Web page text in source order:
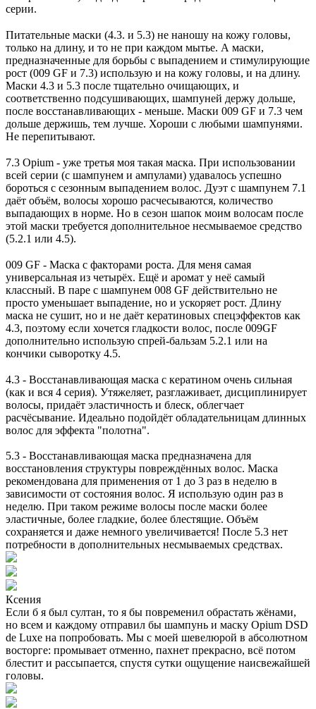
серии.
Питательные маски (4.3. и 5.3) не наношу на кожу головы,
только на длину, и то не при каждом мытье. А маски,
предназначенные для борьбы с выпадением и стимулирующие
рост (009 GF и 7.3) использую и на кожу головы, и на длину.
Маски 4.3 и 5.3 после тщательно очищающих, и
соответственно подсушивающих, шампуней держу дольше,
после восстанавливающих - меньше. Маски 009 GF и 7.3 чем
дольше держишь, тем лучше. Хороши с любыми шампунями.
Не перепитывают.
7.3 Opium - уже третья моя такая маска. При использовании
всей серии (с шампунем и ампулами) удавалось успешно
бороться с сезонным выпадением волос. Дуэт с шампунем 7.1
даёт объём, волосы хорошо расчесываются, количество
выпадающих в норме. Но в сезон шапок моим волосам после
этой маски требуется дополнительное несмываемое средство
(5.2.1 или 4.5).
009 GF - Маска c факторами роста. Для меня самая
универсальная из четырёх. Ещё и аромат у неё самый
классный. В паре с шампунем 008 GF действительно не
просто уменьшает выпадение, но и ускоряет рост. Длину
маска не сушит, но и не даёт кератиновых спецэффектов как
4.3, поэтому если хочется гладкости волос, после 009GF
дополнительно использую спрей-бальзам 5.2.1 или на
кончики сыворотку 4.5.
4.3 - Восстанавливающая маска с кератином очень сильная
(как и вся 4 серия). Утяжеляет, разглаживает, дисциплинирует
волосы, придаёт эластичность и блеск, облегчает
расчёсывание. Идеально подойдёт обладательницам длинных
волос для эффекта "полотна".
5.3 - Восстанавливающая маска предназначена для
восстановления структуры повреждённых волос. Маска
рекомендована для применения от 1 до 3 раз в неделю в
зависимости от состояния волос. Я использую один раз в
неделю. При таком режиме волосы после маски более
эластичные, более гладкие, более блестящие. Объём
сохраняется и даже немного увеличивается! После 5.3 нет
потребности в дополнительных несмываемых средствах.
Ксения
Если б я был султан, то я бы повременил обрастать жёнами,
но всем и каждому отправил бы шампунь и маску Opium DSD
de Luxe на попробовать. Мы с моей шевелюрой в абсолютном
восторге: промывает отменно, пахнет прекрасно, всё потом
блестит и рассыпается, спустя сутки ощущение наисвежайшей
головы.